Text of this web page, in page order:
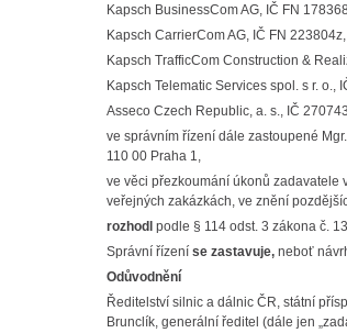
Kapsch BusinessCom AG, IČ FN
Kapsch CarrierCom AG, IČ FN
Kapsch TrafficCom Construction &
Kapsch Telematic Services spol. s r.
Asseco Czech Republic, a. s., IČ
ve správním řízení dále zastoupené
110 00 Praha 1,
ve věci přezkoumání úkonů zadavatele
veřejných zakázkách, ve znění
rozhodl podle § 114 odst. 3 zákona č.
Správní řízení se zastavuje, neboť
Odůvodnění
Ředitelství silnic a dálnic ČR, státní
Brunclík, generální ředitel (dále jen